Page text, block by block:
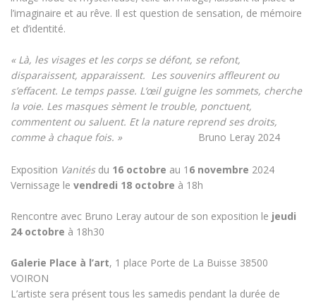
l’imaginaire et au rêve. Il est question de sensation, de mémoire
et d’identité.
« Là, les visages et les corps se défont, se refont,
disparaissent, apparaissent. Les souvenirs affleurent ou
s’effacent. Le temps passe. L‘œil guigne les sommets, cherche
la voie. Les masques sèment le trouble, ponctuent,
commentent ou saluent. Et la nature reprend ses droits,
comme à chaque fois. »
Bruno Leray 2024
Exposition Vanitésdu 16 octobre au 1 6 novembre 2024
Vernissage le vendredi 18 octobre à 18h
Rencontre avec Bruno Leray autour de son exposition le jeudi
24 octobre à 18h30
Galerie Place à l’art, 1 place Porte de La Buisse 38500
VOIRON
L’artiste sera présent tous les samedis pendant la durée de